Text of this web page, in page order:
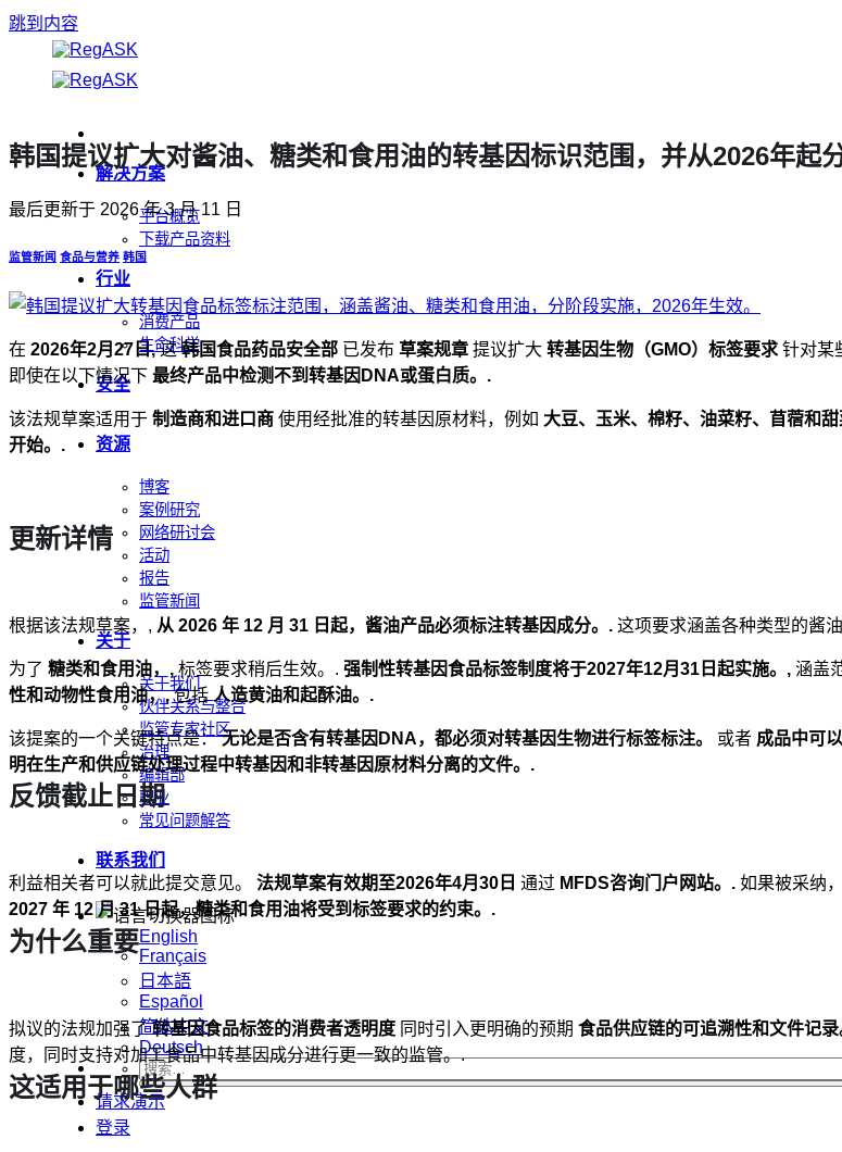
跳到内容
解决方案
平台概览
下载产品资料
行业
消费产品
生命科学
安全
资源
博客
案例研究
网络研讨会
活动
报告
监管新闻
关于
关于我们
伙伴关系与整合
监管专家社区
治理
编辑部
职业
常见问题解答
联系我们
English
Français
日本語
Español
简体中文
Deutsch
请求演示
登录
韩国提议扩大对酱油、糖类和食用油的转基因标识范围，并从2026年起
最后更新于 2026 年 3 月 11 日
监管新闻 食品与营养 韩国
在 2026年2月27日,这韩国食品药品安全部 已发布 草案规章 提议扩大 转基因生物（GMO）标签要求 针对某
即使在以下情况下 最终产品中检测不到转基因DNA或蛋白质。.
该法规草案适用于 制造商和进口商 使用经批准的转基因原材料，例如 大豆、玉米、棉籽、油菜籽、苜蓿和
开始。.
更新详情
根据该法规草案，, 从 2026 年 12 月 31 日起，酱油产品必须标注转基因成分。. 这项要求涵盖各种类型的酱
为了 糖类和食用油，, 标签要求稍后生效。. 强制性转基因食品标签制度将于2027年12月31日起实施。, 涵盖
性和动物性食用油，,包括 人造黄油和起酥油。.
该提案的一个关键特点是：无论是否含有转基因DNA，都必须对转基因生物进行标签标注。 或者 成品中可
明在生产和供应链处理过程中转基因和非转基因原材料分离的文件。.
反馈截止日期
利益相关者可以就此提交意见。 法规草案有效期至2026年4月30日 通过 MFDS咨询门户网站。. 如果被采纳，
2027 年 12 月 31 日起，糖类和食用油将受到标签要求的约束。.
为什么重要
拟议的法规加强了转基因食品标签的消费者透明度 同时引入更明确的预期 食品供应链的可追溯性和文件记录
度，同时支持对加工食品中转基因成分进行更一致的监管。.
这适用于哪些人群